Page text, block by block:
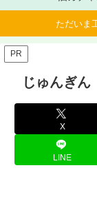
ただいま
PR
じゅんぎ
X
LINE